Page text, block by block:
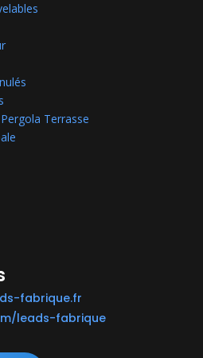
Terrasse
fabrique.fr
leads-fabrique